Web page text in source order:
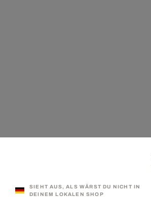
SIEHT AUS, ALS WÄRST DU NICHT IN
DEINEM LOKALEN SHOP